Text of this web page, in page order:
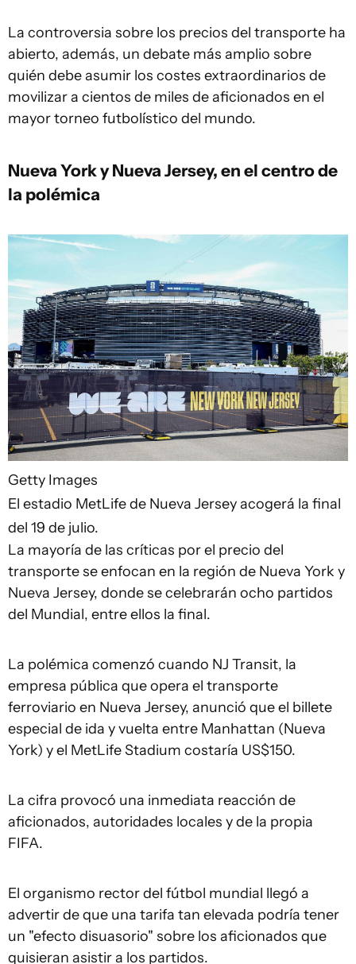
La controversia sobre los precios del transporte ha
abierto, además, un debate más amplio sobre
quién debe asumir los costes extraordinarios de
movilizar a cientos de miles de aficionados en el
mayor torneo futbolístico del mundo.
Nueva York y Nueva Jersey, en el centro de
la polémica
Getty Images
El estadio MetLife de Nueva Jersey acogerá la final
del 19 de julio.
La mayoría de las críticas por el precio del
transporte se enfocan en la región de Nueva York y
Nueva Jersey, donde se celebrarán ocho partidos
del Mundial, entre ellos la final.
La polémica comenzó cuando NJ Transit, la
empresa pública que opera el transporte
ferroviario en Nueva Jersey, anunció que el billete
especial de ida y vuelta entre Manhattan (Nueva
York) y el MetLife Stadium costaría US$150.
La cifra provocó una inmediata reacción de
aficionados, autoridades locales y de la propia
FIFA.
El organismo rector del fútbol mundial llegó a
advertir de que una tarifa tan elevada podría tener
un "efecto disuasorio" sobre los aficionados que
quisieran asistir a los partidos.